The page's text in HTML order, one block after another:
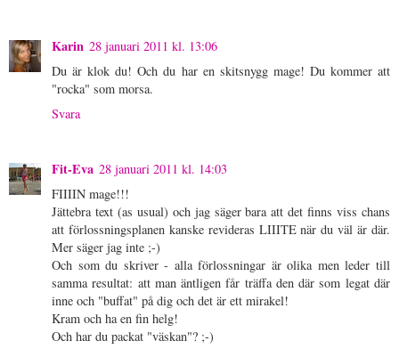
Karin 28 januari 2011 kl. 13:06
Du är klok du! Och du har en skitsnygg mage! Du kommer att
"rocka" som morsa.
Svara
Fit-Eva 28 januari 2011 kl. 14:03
FIIIIN mage!!!
Jättebra text (as usual) och jag säger bara att det finns viss chans
att förlossningsplanen kanske revideras LIIITE när du väl är där.
Mer säger jag inte ;-)
Och som du skriver - alla förlossningar är olika men leder till
samma resultat: att man äntligen får träffa den där som legat där
inne och "buffat" på dig och det är ett mirakel!
Kram och ha en fin helg!
Och har du packat "väskan"? ;-)